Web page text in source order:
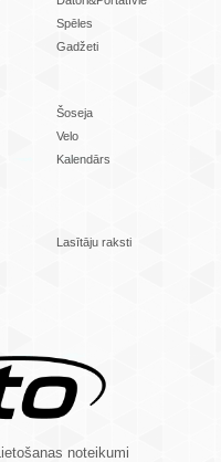
Spēles
Gadžeti
Šoseja
Velo
Kalendārs
Lasītāju raksti
Lietošanas noteikumi